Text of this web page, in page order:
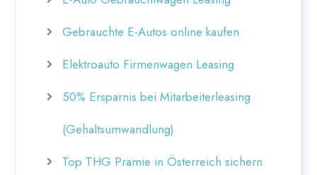
Gebrauchte E-Autos online kaufen
Elektroauto Firmenwagen Leasing
50% Ersparnis bei Mitarbeiterleasing
(Gehaltsumwandlung)
Top THG Prämie in Österreich sichern